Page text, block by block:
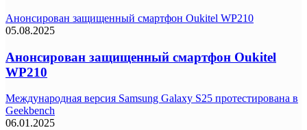
Анонсирован защищенный смартфон Oukitel WP210
05.08.2025
Анонсирован защищенный смартфон Oukitel
WP210
Международная версия Samsung Galaxy S25 протестирована в
Geekbench
06.01.2025